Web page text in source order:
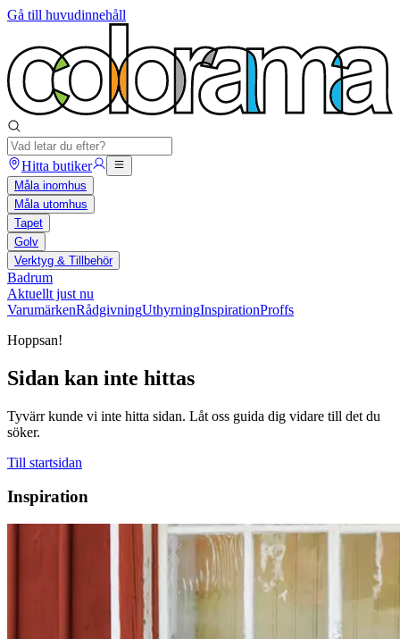
Gå till huvudinnehåll
Hitta butiker
Måla inomhus
Måla utomhus
Tapet
Golv
Verktyg & Tillbehör
Badrum
Aktuellt just nu
VarumärkenRådgivningUthyrningInspirationProffs
Hoppsan!
Sidan kan inte hittas
Tyvärr kunde vi inte hitta sidan. Låt oss guida dig vidare till det du
söker.
Till startsidan
Inspiration